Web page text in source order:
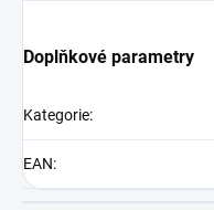
Doplňkové parametry
Kategorie:
EAN: